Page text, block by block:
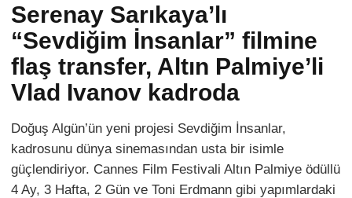
Serenay Sarıkaya’lı
“Sevdiğim İnsanlar” filmine
flaş transfer, Altın Palmiye’li
Vlad Ivanov kadroda
Doğuş Algün’ün yeni projesi Sevdiğim İnsanlar,
kadrosunu dünya sinemasından usta bir isimle
güçlendiriyor. Cannes Film Festivali Altın Palmiye ödüllü
4 Ay, 3 Hafta, 2 Gün ve Toni Erdmann gibi yapımlardaki